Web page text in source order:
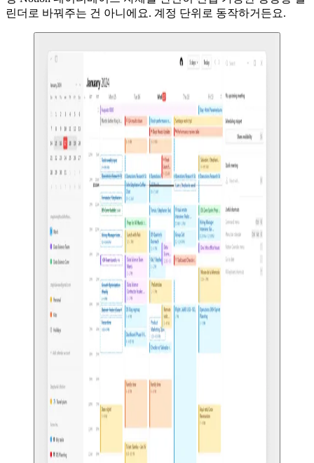
린더로 바꿔주는 건 아니에요. 계정 단위로 동작하거든요.